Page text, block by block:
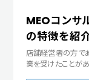
MEOコンサ
の特徴を紹
店舗経営者の方で
業を受けたことが